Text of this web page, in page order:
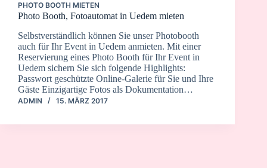
PHOTO BOOTH MIETEN
Photo Booth, Fotoautomat in Uedem mieten
Selbstverständlich können Sie unser Photobooth
auch für Ihr Event in Uedem anmieten. Mit einer
Reservierung eines Photo Booth für Ihr Event in
Uedem sichern Sie sich folgende Highlights:
Passwort geschützte Online-Galerie für Sie und Ihre
Gäste Einzigartige Fotos als Dokumentation…
ADMIN 15. MÄRZ 2017